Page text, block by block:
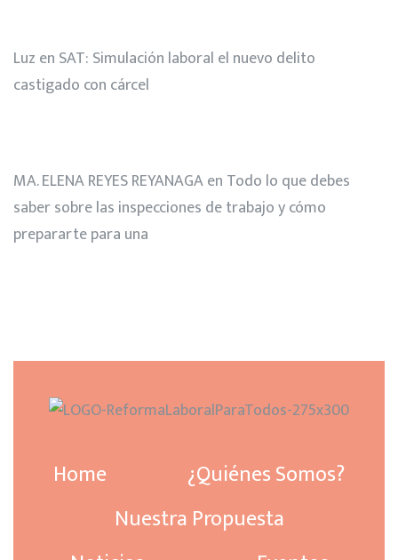
Luz en SAT: Simulación laboral el nuevo delito
castigado con cárcel
MA. ELENA REYES REYANAGAen Todo lo que debes
saber sobre las inspecciones de trabajo y cómo
prepararte para una
Home
¿Quiénes Somos?
Nuestra Propuesta